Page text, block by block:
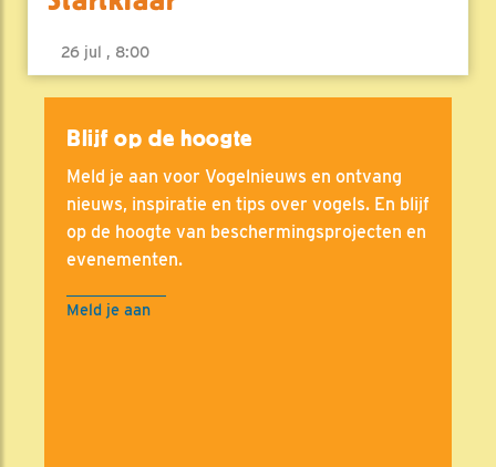
26 jul , 8:00
Blijf op de hoogte
Meld je aan voor Vogelnieuws en ontvang
nieuws, inspiratie en tips over vogels. En blijf
op de hoogte van beschermingsprojecten en
evenementen.
Meld je aan